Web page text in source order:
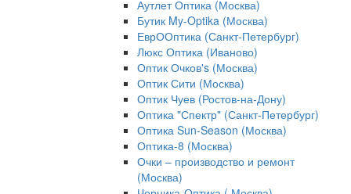
Аутлет Оптика (Москва)
Бутик My-Optika (Москва)
ЕврООптика (Санкт-Петербург)
Люкс Оптика (Иваново)
Оптик Очков's (Москва)
Оптик Сити (Москва)
Оптик Чуев (Ростов-на-Дону)
Оптика "Спектр" (Санкт-Петербург)
Оптика Sun-Season (Москва)
Оптика-8 (Москва)
Очки – производство и ремонт
(Москва)